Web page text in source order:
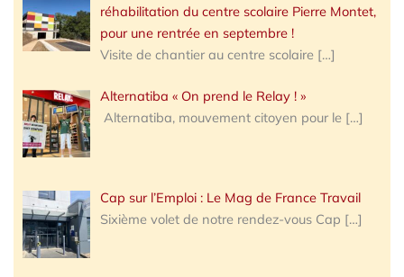
réhabilitation du centre scolaire Pierre Montet,
pour une rentrée en septembre !
Visite de chantier au centre scolaire […]
Alternatiba « On prend le Relay ! »
Alternatiba, mouvement citoyen pour le […]
Cap sur l’Emploi : Le Mag de France Travail
Sixième volet de notre rendez-vous Cap […]